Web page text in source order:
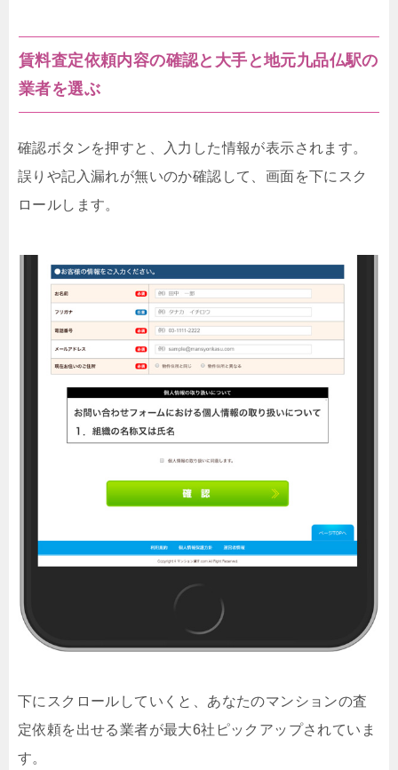
賃料査定依頼内容の確認と大手と地元九品仏駅の
業者を選ぶ
確認ボタンを押すと、入力した情報が表示されます。
誤りや記入漏れが無いのか確認して、画面を下にスク
ロールします。
下にスクロールしていくと、あなたのマンションの査
定依頼を出せる業者が最大6社ピックアップされていま
す。